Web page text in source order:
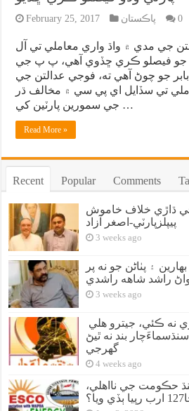
February 25, 2017 پاڪستان 0
جي مدي ۾ واڌ واري معاملي تي آل
جو فيصلو ڪري ڇڏوي آهي، پ پ جي
جو چوڻ آهي ته، فوجي عدالتن جي
تي سڏايل اي پي سي ۾ مخالف ڌر
جي سمورين پارٽين کي …
Read More »
Recent Popular Comments
ڌاڙي خلاف خاموش
پيپلزپارٽي-اصغر آزاد
3 weeks ago
۽ پٺاڻن جو نه پر
راشد شاهه راشدي
3 weeks ago
بند نه ٿيڻ
گهرجي
4 weeks ago
حڪومت جي نااهلي،